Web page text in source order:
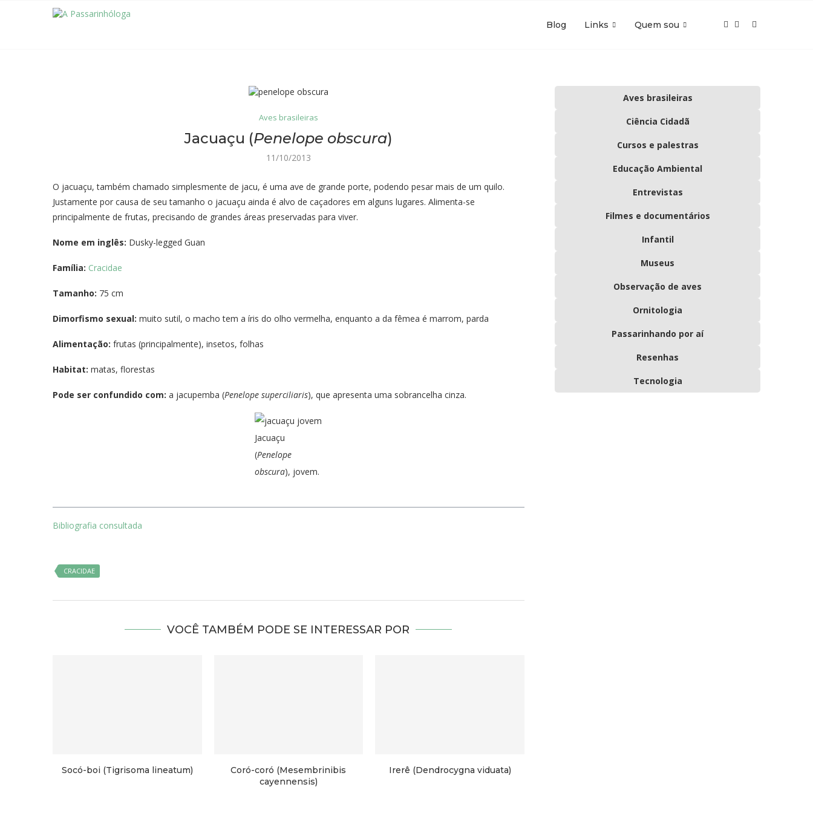
Blog Links Quem sou
Aves brasileiras
Jacuaçu (Penelope obscura)
11/10/2013
O jacuaçu, também chamado simplesmente de jacu, é uma ave de grande porte, podendo pesar mais de um quilo.
Justamente por causa de seu tamanho o jacuaçu ainda é alvo de caçadores em alguns lugares. Alimenta-se
principalmente de frutas, precisando de grandes áreas preservadas para viver.
Nome em inglês: Dusky-legged Guan
Família: Cracidae
Tamanho: 75 cm
Dimorfismo sexual: muito sutil, o macho tem a íris do olho vermelha, enquanto a da fêmea é marrom, parda
Alimentação: frutas (principalmente), insetos, folhas
Habitat: matas, florestas
Pode ser confundido com: a jacupemba (Penelope superciliaris), que apresenta uma sobrancelha cinza.
Jacuaçu
(Penelope
obscura), jovem.
Bibliografia consultada
CRACIDAE
VOCÊ TAMBÉM PODE SE INTERESSAR POR
Socó-boi (Tigrisoma lineatum)
Coró-coró (Mesembrinibis
cayennensis)
Irerê (Dendrocygna viduata)
Aves brasileiras
Ciência Cidadã
Cursos e palestras
Educação Ambiental
Entrevistas
Filmes e documentários
Infantil
Museus
Observação de aves
Ornitologia
Passarinhando por aí
Resenhas
Tecnologia